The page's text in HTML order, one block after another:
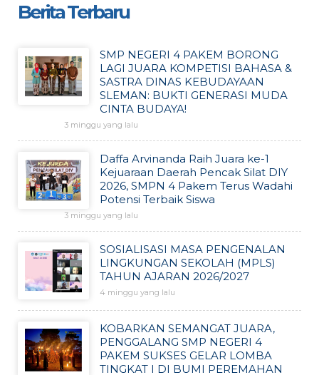
Berita Terbaru
SMP NEGERI 4 PAKEM BORONG
LAGI JUARA KOMPETISI BAHASA &
SASTRA DINAS KEBUDAYAAN
SLEMAN: BUKTI GENERASI MUDA
CINTA BUDAYA!
3 minggu yang lalu
Daffa Arvinanda Raih Juara ke-1
Kejuaraan Daerah Pencak Silat DIY
2026, SMPN 4 Pakem Terus Wadahi
Potensi Terbaik Siswa
3 minggu yang lalu
SOSIALISASI MASA PENGENALAN
LINGKUNGAN SEKOLAH (MPLS)
TAHUN AJARAN 2026/2027
4 minggu yang lalu
KOBARKAN SEMANGAT JUARA,
PENGGALANG SMP NEGERI 4
PAKEM SUKSES GELAR LOMBA
TINGKAT I DI BUMI PEREMAHAN